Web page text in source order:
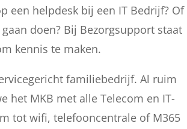
een helpdesk bij een IT Bedrijf? Of
doen? Bij Bezorgsupport staat
kennis te maken.
familiebedrijf. Al ruim
het MKB met alle Telecom en IT-
tot wifi, telefooncentrale of M365